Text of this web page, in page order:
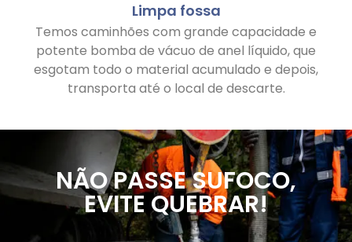
Limpa fossa
Temos caminhões com grande capacidade e
potente bomba de vácuo de anel líquido, que
esgotam todo o material acumulado e depois,
transporta até o local de descarte.
NÃO PASSE SUFOCO,
EVITE QUEBRAR!